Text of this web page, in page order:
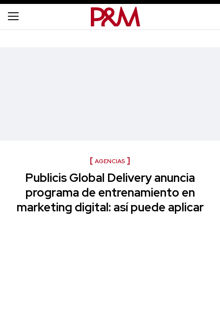
AGENCIAS
Publicis Global Delivery anuncia
programa de entrenamiento en
marketing digital: así puede aplicar